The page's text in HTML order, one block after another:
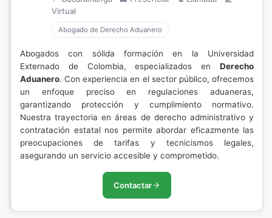
Virtual
Abogado de Derecho Aduanero
Abogados con sólida formación en la Universidad
Externado de Colombia, especializados en Derecho
Aduanero. Con experiencia en el sector público, ofrecemos
un enfoque preciso en regulaciones aduaneras,
garantizando protección y cumplimiento normativo.
Nuestra trayectoria en áreas de derecho administrativo y
contratación estatal nos permite abordar eficazmente las
preocupaciones de tarifas y tecnicismos legales,
asegurando un servicio accesible y comprometido.
Contactar